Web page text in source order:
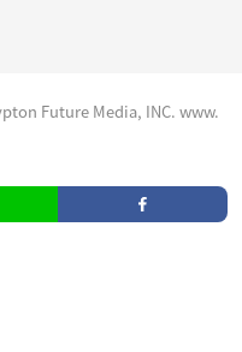
Future Media, INC. www.